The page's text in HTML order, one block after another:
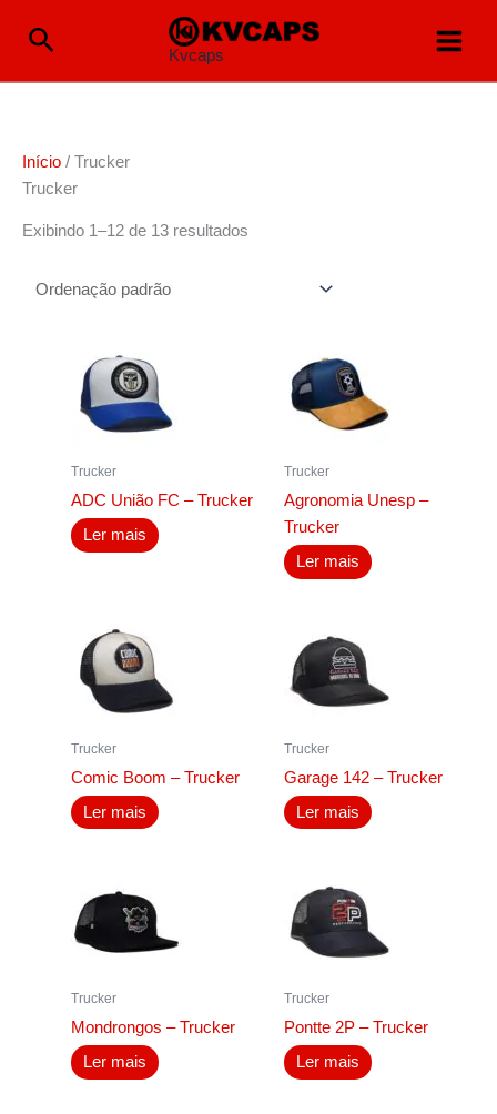
paraPesquisar
Kvcaps
Início / Trucker
Trucker
Exibindo 1–12 de 13 resultados
Trucker
ADC União FC – Trucker
Ler mais
Trucker
Agronomia Unesp –
Trucker
Ler mais
Trucker
Comic Boom – Trucker
Ler mais
Trucker
Garage 142 – Trucker
Ler mais
Trucker
Mondrongos – Trucker
Ler mais
Trucker
Pontte 2P – Trucker
Ler mais